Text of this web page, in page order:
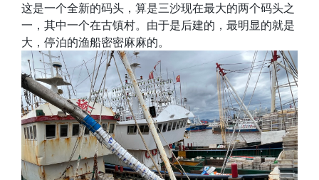
这是一个全新的码头，算是三沙现在最大的两个码头之
一，其中一个在古镇村。由于是后建的，最明显的就是
大，停泊的渔船密密麻麻的。